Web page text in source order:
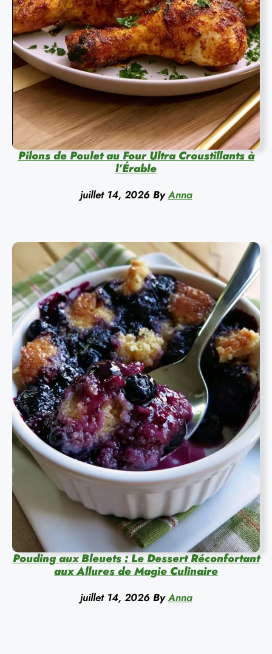
Pilons de Poulet au Four Ultra Croustillants à
l’Érable
juillet 14, 2026 By Anna
Pouding aux Bleuets : Le Dessert Réconfortant
aux Allures de Magie Culinaire
juillet 14, 2026 By Anna